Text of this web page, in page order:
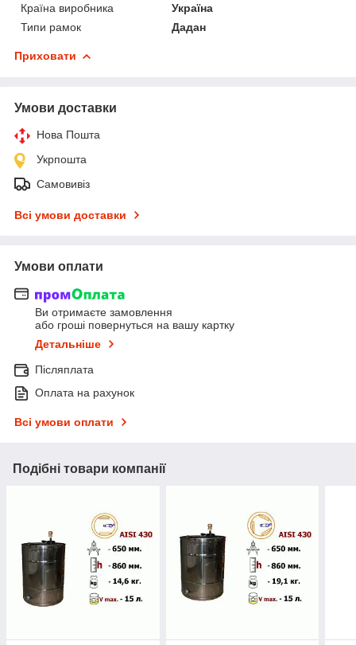
Країна виробника
Україна
Типи рамок
Дадан
Приховати
Умови доставки
Нова Пошта
Укрпошта
Самовивіз
Всі умови доставки
Умови оплати
Ви отримаєте замовлення
або гроші повернуться на вашу картку
Детальніше
Післяплата
Оплата на рахунок
Всі умови оплати
Подібні товари компанії